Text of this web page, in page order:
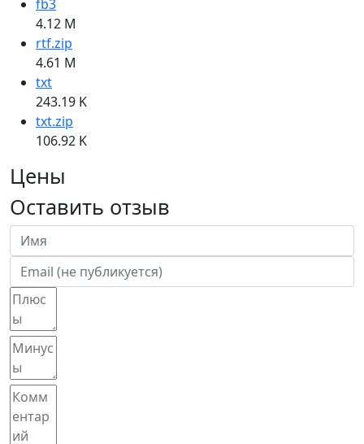
fb3
4.12 M
rtf.zip
4.61 M
txt
243.19 K
txt.zip
106.92 K
Цены
Оставить отзыв